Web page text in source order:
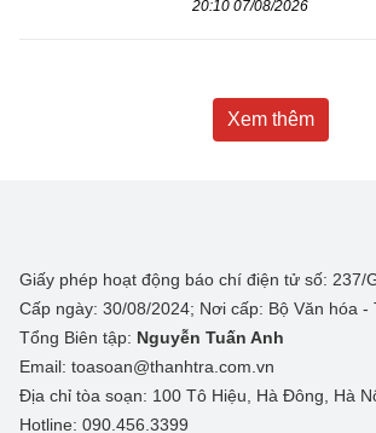
20:10 07/08/2026
Xem thêm
Giấy phép hoạt động báo chí điện tử số: 237/
Cấp ngày: 30/08/2024; Nơi cấp: Bộ Văn hóa -
Tổng Biên tập: Nguyễn Tuấn Anh
Email: toasoan@thanhtra.com.vn
Địa chỉ tòa soạn: 100 Tô Hiệu, Hà Đông, Hà
Hotline: 090.456.3399